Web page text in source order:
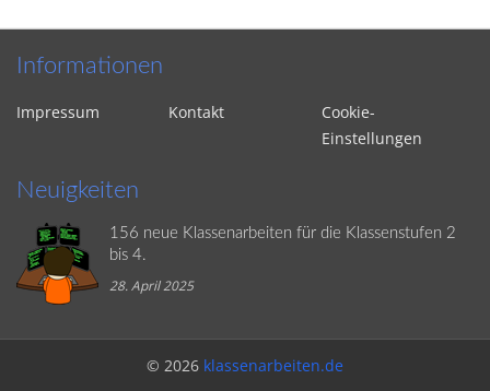
Informationen
Impressum Kontakt
Cookie-
Einstellungen
Neuigkeiten
156 neue Klassenarbeiten für die Klassenstufen 2
bis 4.
28. April 2025
© 2026 klassenarbeiten.de